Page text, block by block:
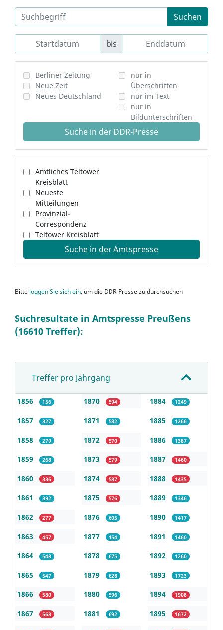
Suchen
bis
Berliner Zeitung
Neue Zeit
Neues Deutschland
nur in
Überschriften
nur im Text
nur in
Bildunterschriften
Suche in der DDR-Presse
Amtliches Teltower
Kreisblatt
Neueste
Mitteilungen
Provinzial-
Correspondenz
Teltower Kreisblatt
Suche in der Amtspresse
Bitte loggen Sie sich ein, um die DDR-Presse zu durchsuchen
Suchresultate in Amtspresse Preußens
(16610 Treffer):
Treffer pro Jahrgang
1856 156
1857 327
1858 279
1859 268
1860 336
1861 392
1862 277
1863 457
1864 548
1865 547
1866 580
1867 568
1870 594
1871 582
1872 570
1873 579
1874 587
1875 576
1876 605
1877 154
1878 675
1879 628
1880 596
1881 692
1884 1249
1885 1266
1886 1387
1887 1460
1888 1435
1889 1346
1890 1417
1891 1460
1892 1260
1893 1723
1894 1908
1895 1672